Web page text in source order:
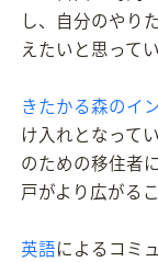
し、自分のやり
えたいと思って
きたかる森のイ
け入れとなって
のための移住者
戸がより広がる
英語によるコミ